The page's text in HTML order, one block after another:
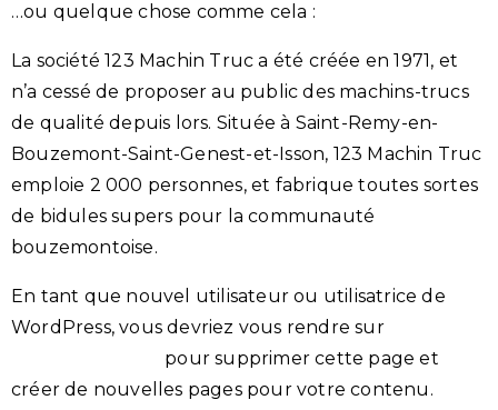
…ou quelque chose comme cela :
La société 123 Machin Truc a été créée en 1971, et
n’a cessé de proposer au public des machins-trucs
de qualité depuis lors. Située à Saint-Remy-en-
Bouzemont-Saint-Genest-et-Isson, 123 Machin Truc
emploie 2 000 personnes, et fabrique toutes sortes
de bidules supers pour la communauté
bouzemontoise.
En tant que nouvel utilisateur ou utilisatrice de
WordPress, vous devriez vous rendre sur
pour supprimer cette page et
créer de nouvelles pages pour votre contenu.